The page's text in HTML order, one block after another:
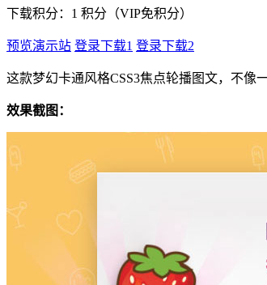
下载积分： 1 积分（VIP免积分）
预览演示站 登录下载1 登录下载2
这款梦幻卡通风格CSS3焦点轮播图文，不
效果截图：